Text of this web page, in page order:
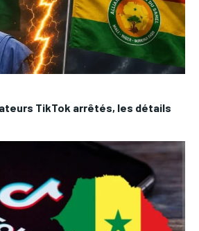
TikTok arrêtés, les détails